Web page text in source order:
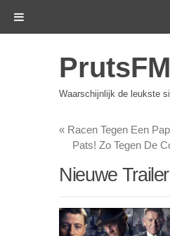
PrutsFM
Waarschijnlijk de leukste
« Racen Tegen Een
Pats! Zo Tegen De
Nieuwe